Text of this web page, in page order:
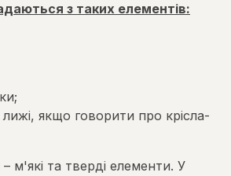
з таких елементів:
якщо говорити про крісла-
м'які та тверді елементи. У